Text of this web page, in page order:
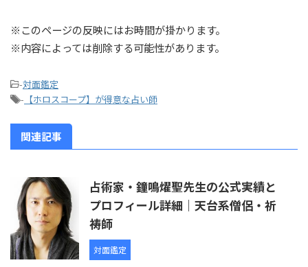
※このページの反映にはお時間が掛かります。
※内容によっては削除する可能性があります。
-対面鑑定
- 【ホロスコープ】が得意な占い師
関連記事
占術家・鐘鳴燿聖先生の公式実績と
プロフィール詳細｜天台系僧侶・祈
祷師
対面鑑定